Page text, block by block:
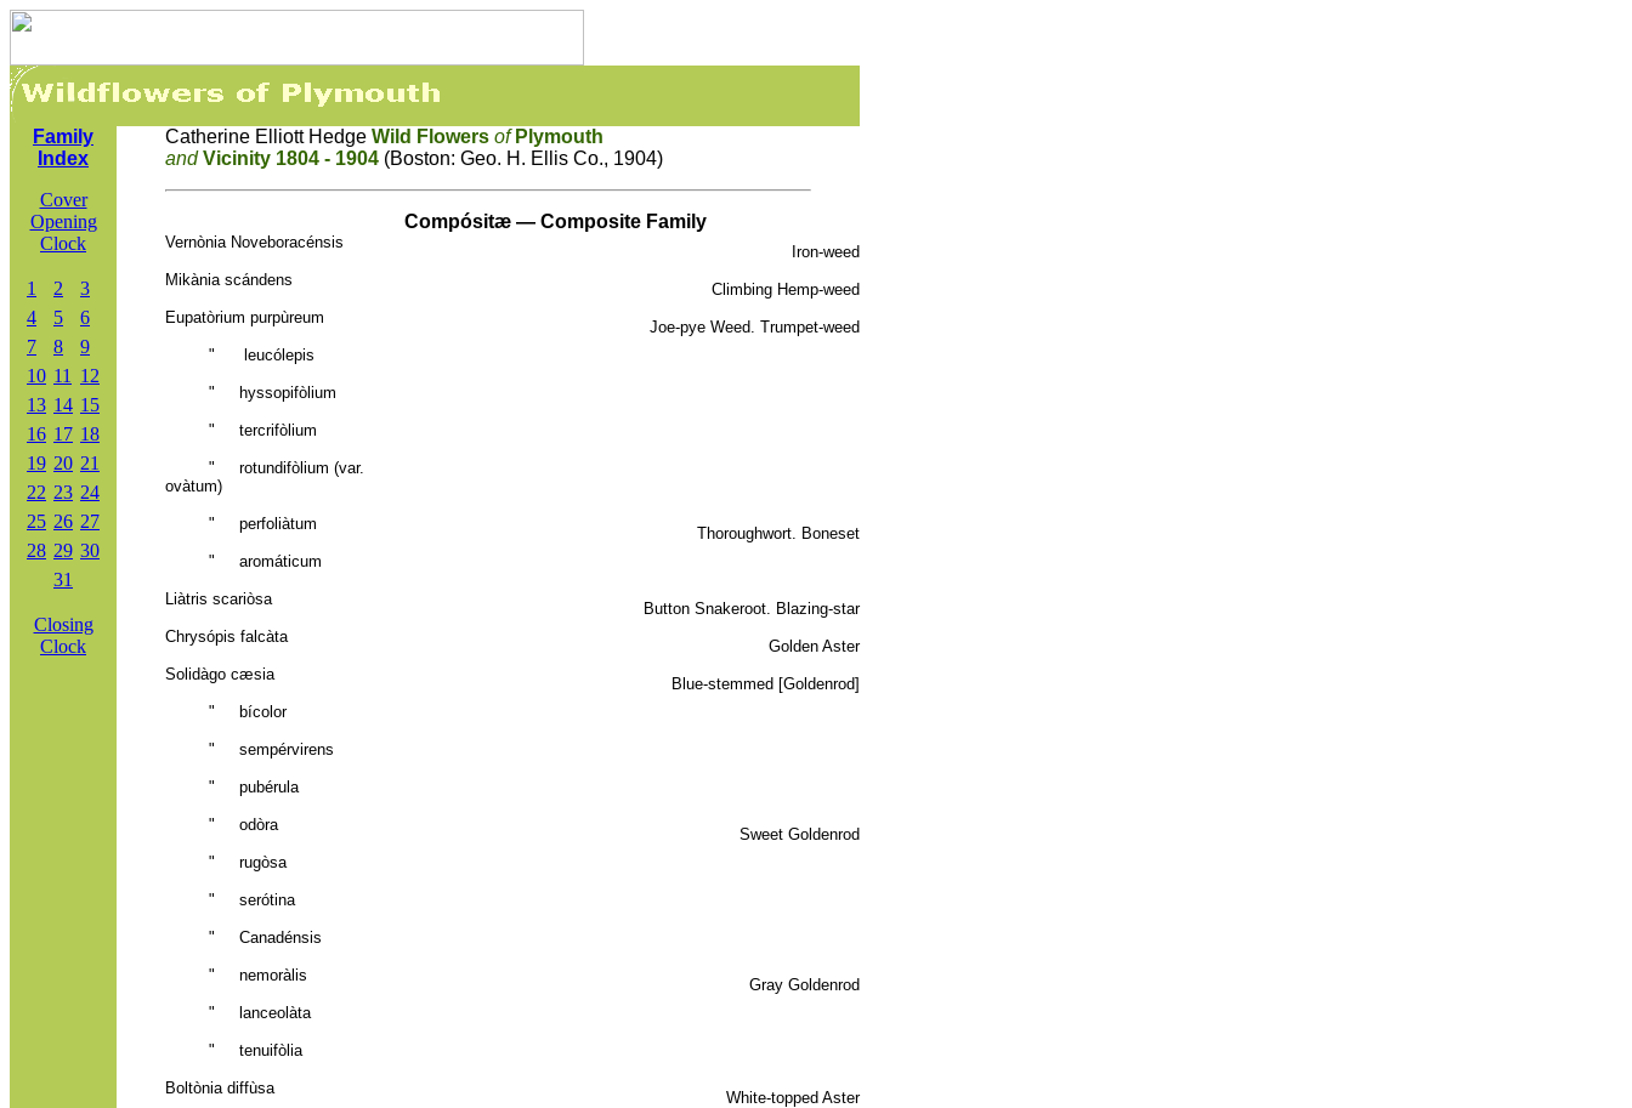
Family
Index
Cover
Opening
Clock
1 2
3
4
5
6
7
8
9
10 11
12
13 14 15
16 17 18
19 20 21
22 23 24
25 26 27
28 29 30
31
Closing
Clock
Catherine Elliott Hedge Wild Flowers ofPlymouth
andVicinity 1804 - 1904 (Boston: Geo. H. Ellis Co., 1904)
Compósitæ — Composite Family
Vernònia Noveboracénsis
Iron-weed
Mikània scándens
Climbing Hemp-weed
Eupatòrium purpùreum
Joe-pye Weed. Trumpet-weed
" leucólepis
" hyssopifòlium
" tercrifòlium
" rotundifòlium (var.
ovàtum)
" perfoliàtum
Thoroughwort. Boneset
" aromáticum
Liàtris scariòsa
Button Snakeroot. Blazing-star
Chrysópis falcàta
Golden Aster
Solidàgo cæsia
Blue-stemmed [Goldenrod]
" bícolor
" sempérvirens
" pubérula
" odòra
Sweet Goldenrod
" rugòsa
" serótina
" Canadénsis
" nemoràlis
Gray Goldenrod
" lanceolàta
" tenuifòlia
Boltònia diffùsa
White-topped Aster